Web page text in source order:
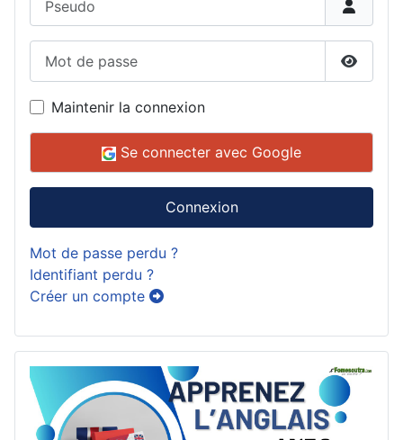
Maintenir la connexion
Se connecter avec Google
Connexion
Mot de passe perdu ?
Identifiant perdu ?
Créer un compte